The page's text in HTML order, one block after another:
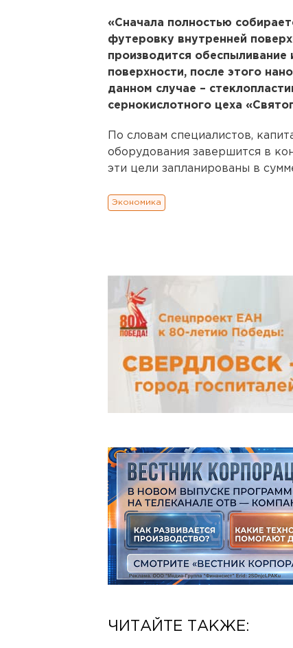
«Сначала полностью
футеровку внутренней
производится обеспыливание
поверхности, после этого
данном случае –
сернокислотного цеха
По словам специалистов,
оборудования завершится в
эти цели запланированы в
Экономика
ЧИТАЙТЕ ТАКЖЕ: